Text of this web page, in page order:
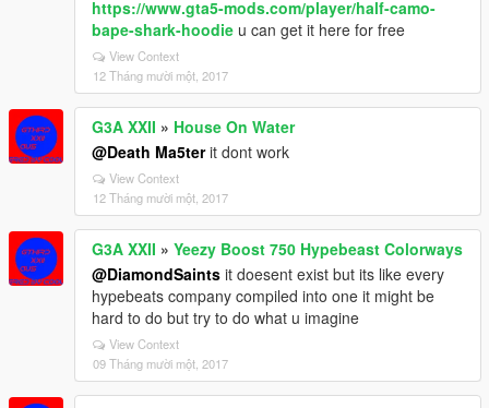
https://www.gta5-mods.com/player/half-camo-
bape-shark-hoodie u can get it here for free
View Context
12 Tháng mười một, 2017
G3A XXII » House On Water
@Death Ma5terit dont work
View Context
12 Tháng mười một, 2017
G3A XXII » Yeezy Boost 750 Hypebeast Colorways
@DiamondSaints it doesent exist but its like every
hypebeats company compiled into one it might be
hard to do but try to do what u imagine
View Context
09 Tháng mười một, 2017